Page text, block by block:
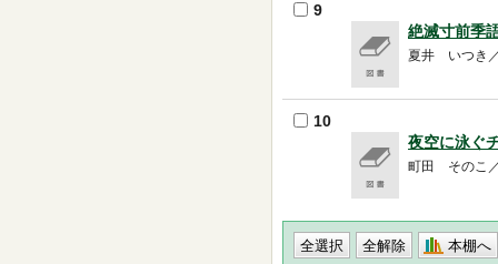
9
絶滅寸前季
夏井 いつき
10
夜空に泳ぐ
町田 そのこ
本棚へ